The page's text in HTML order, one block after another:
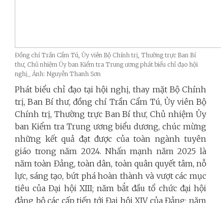
Đồng chí Trần Cẩm Tú, Ủy viên Bộ Chính trị, Thường trực Ban Bí
thư, Chủ nhiệm Ủy ban Kiểm tra Trung ương phát biểu chỉ đạo hội
nghị_ Ảnh: Nguyễn Thanh Sơn
Phát biểu chỉ đạo tại hội nghị, thay mặt Bộ Chính
trị, Ban Bí thư, đồng chí Trần Cẩm Tú, Ủy viên Bộ
Chính trị, Thường trực Ban Bí thư, Chủ nhiệm Ủy
ban Kiểm tra Trung ương biểu dương, chúc mừng
những kết quả đạt được của toàn ngành tuyên
giáo trong năm 2024. Nhấn mạnh năm 2025 là
năm toàn Đảng, toàn dân, toàn quân quyết tâm, nỗ
lực, sáng tạo, bứt phá hoàn thành và vượt các mục
tiêu của Đại hội XIII; năm bắt đầu tổ chức đại hội
đảng bộ các cấp tiến tới Đại hội XIV của Đảng; năm